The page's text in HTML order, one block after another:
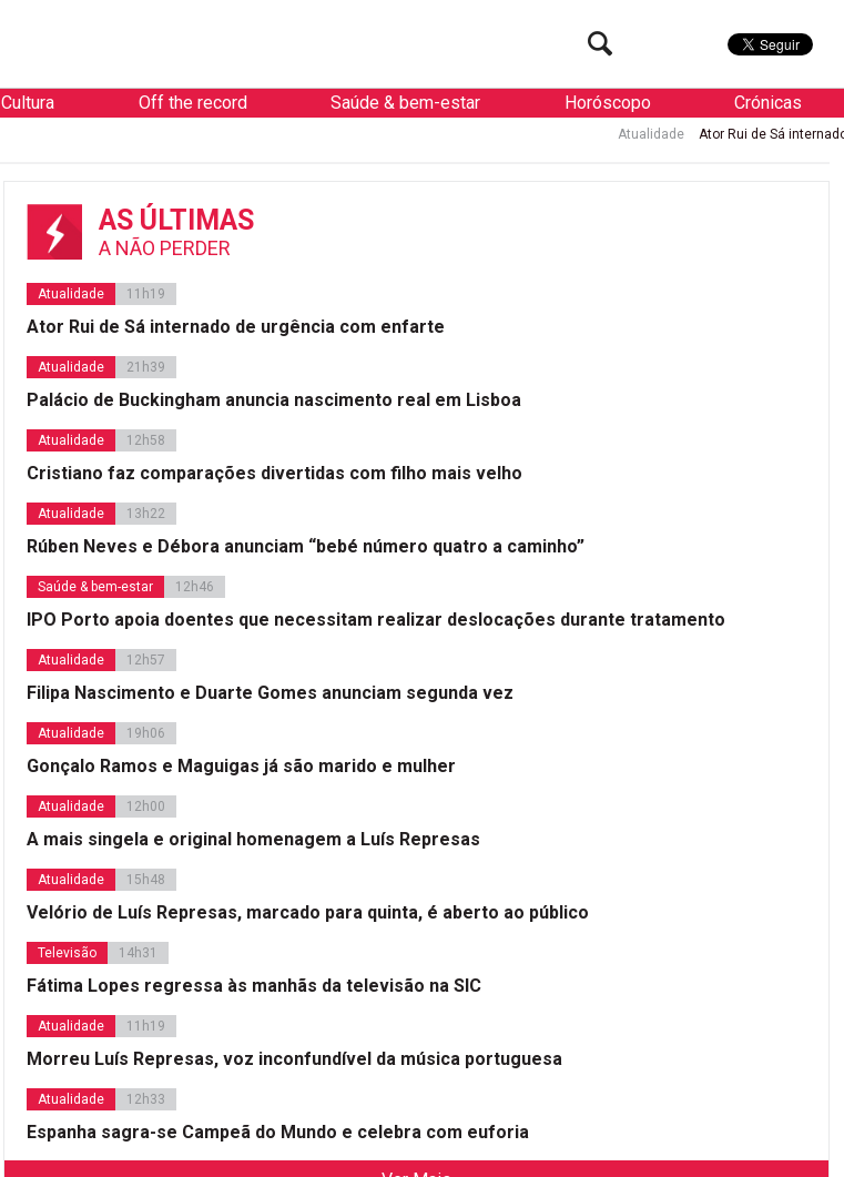
Cultura Off the record Saúde & bem-estar Horóscopo Crónicas
Ator Rui de Sá internado de urgência com
AS ÚLTIMAS
A NÃO PERDER
Atualidade 11h19
Ator Rui de Sá internado de urgência com enfarte
Atualidade 21h39
Palácio de Buckingham anuncia nascimento real em Lisboa
Atualidade 12h58
Cristiano faz comparações divertidas com filho mais velho
Atualidade 13h22
Rúben Neves e Débora anunciam “bebé número quatro a caminho”
Saúde & bem-estar 12h46
IPO Porto apoia doentes que necessitam realizar deslocações durante tratamento
Atualidade 12h57
Filipa Nascimento e Duarte Gomes anunciam segunda vez
Atualidade 19h06
Gonçalo Ramos e Maguigas já são marido e mulher
Atualidade 12h00
A mais singela e original homenagem a Luís Represas
Atualidade 15h48
Velório de Luís Represas, marcado para quinta, é aberto ao público
Televisão 14h31
Fátima Lopes regressa às manhãs da televisão na SIC
Atualidade 11h19
Morreu Luís Represas, voz inconfundível da música portuguesa
Atualidade 12h33
Espanha sagra-se Campeã do Mundo e celebra com euforia